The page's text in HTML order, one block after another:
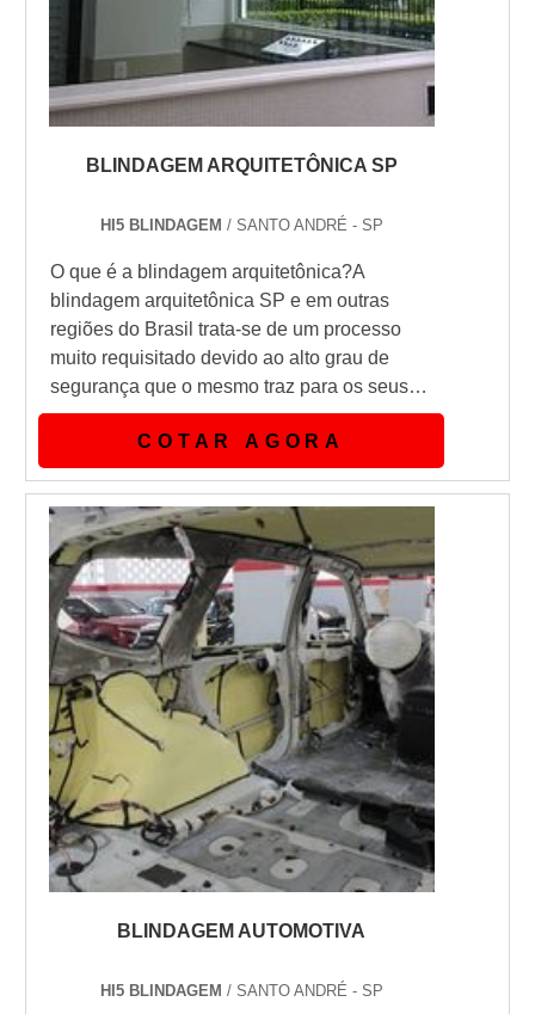
BLINDAGEM ARQUITETÔNICA SP
HI5 BLINDAGEM / SANTO ANDRÉ - SP
O que é a blindagem arquitetônica?A
blindagem arquitetônica SP e em outras
regiões do Brasil trata-se de um processo
muito requisitado devido ao alto grau de
segurança que o mesmo traz para os seus
clientes.A grande vantagem de contratar
uma empresa que seja especializada na
área de blindagem arquitetônica SP, é que
dessa maneira você garante que todos os
seus equipamentos e serviços requisitados
serão de ótima qualidade.Benefícios da
blindage...
COTAR AGORA
BLINDAGEM AUTOMOTIVA
HI5 BLINDAGEM / SANTO ANDRÉ - SP